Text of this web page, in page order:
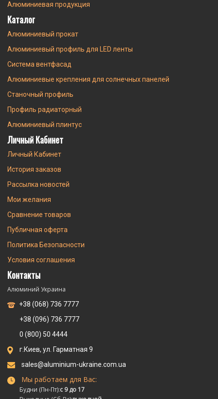
Алюминиевая продукция
Каталог
Алюминиевый прокат
Алюминиевый профиль для LED ленты
Система вентфасад
Алюминиевые крепления для солнечных панелей
Станочный профиль
Профиль радиаторный
Алюминиевый плинтус
Личный Кабинет
Личный Кабинет
История заказов
Рассылка новостей
Мои желания
Сравнение товаров
Публичная оферта
Политика Безопасности
Условия соглашения
Контакты
Алюминий Украина
+38 (068) 736 7777
+38 (096) 736 7777
0 (800) 50 4444
г.Киев, ул. Гарматная 9
sales@aluminium-ukraine.com.ua
Мы работаем для Вас:
Будни (Пн-Пт):с 9 до 17